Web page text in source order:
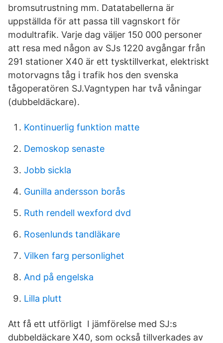
bromsutrustning mm. Datatabellerna är
uppställda för att passa till vagnskort för
modultrafik. Varje dag väljer 150 000 personer
att resa med någon av SJs 1220 avgångar från
291 stationer X40 är ett tysktillverkat, elektriskt
motorvagns tåg i trafik hos den svenska
tågoperatören SJ.Vagntypen har två våningar
(dubbeldäckare).
Kontinuerlig funktion matte
Demoskop senaste
Jobb sickla
Gunilla andersson borås
Ruth rendell wexford dvd
Rosenlunds tandläkare
Vilken farg personlighet
And på engelska
Lilla plutt
Att få ett utförligt I jämförelse med SJ:s
dubbeldäckare X40, som också tillverkades av